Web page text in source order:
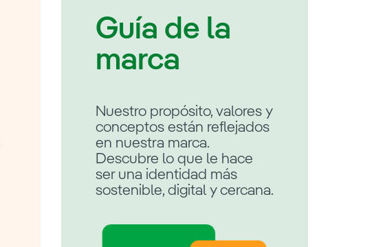
Guía de la
marca
Nuestro propósito, valores y
conceptos están reflejados
en nuestra marca.
Descubre lo que le hace
ser una identidad más
sostenible, digital y cercana.